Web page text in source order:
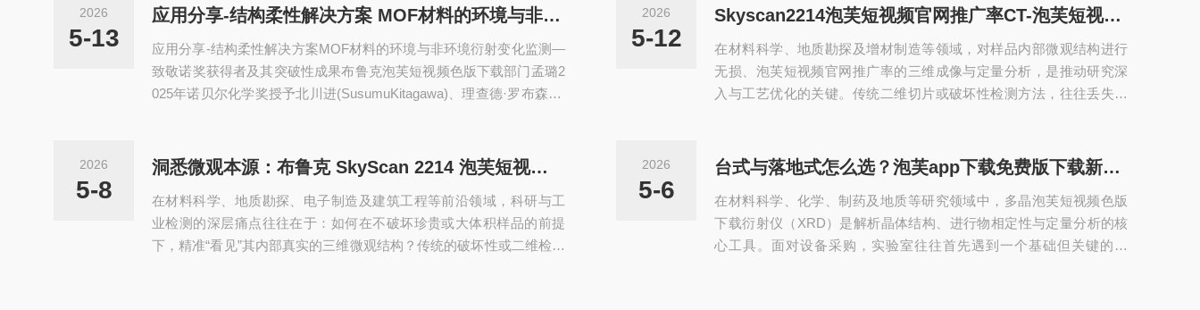
率约为5.5%。当前行业发展呈现三大趋势：其一，智能化与自动化加
数的自动优化，数据采集时间较传统模式缩短50%，误差率降...
颜”后的hkl来说事情。APEX6的Examinedata-SynthesizePrecessionIm
e...
2026
5-13
应用分享-结构柔性解决方案 MOF材料的环境与非环境衍射变化监测
应用分享-结构柔性解决方案MOF材料的环境与非环境衍射变化监测—
致敬诺奖获得者及其突破性成果布鲁克泡芙短视频色版下载部门孟璐2
025年诺贝尔化学奖授予北川进(SusumuKitagawa)、理查德·罗布森(Ri
51年，专注于金属有机框架材料的基础研究和应用开发。理查德·罗布
2026
5-12
Skyscan2214泡芙短视频官网推广率CT-泡芙短视频色版下载显微成像系统：纳米尺度，洞见微观世界
在材料科学、地质勘探及增材制造等领域，对样品内部微观结构进行
无损、泡芙短视频官网推广率的三维成像与定量分析，是推动研究深
入与工艺优化的关键。传统二维切片或破坏性检测方法，往往丢失空
出，作为显微CT技术的旗舰产品，实现了优于500纳米的实际空间分
像平台。一、核心优势：分辨率与多场景适用性突破性的纳米级分辨
率Sk...
2026
5-8
洞悉微观本源：布鲁克 SkyScan 2214 泡芙短视频色版下载显微成像系统
在材料科学、地质勘探、电子制造及建筑工程等前沿领域，科研与工
业检测的深层痛点往往在于：如何在不破坏珍贵或大体积样品的前提
下，精准“看见”其内部真实的三维微观结构？传统的破坏性或二维检测
2026
5-6
台式与落地式怎么选？泡芙app下载免费版下载新版仪器多晶泡芙短视频色版下载衍射仪（D2 PHASER/D8系列）选购指南
在材料科学、化学、制药及地质等研究领域中，多晶泡芙短视频色版
下载衍射仪（XRD）是解析晶体结构、进行物相定性与定量分析的核
心工具。面对设备采购，实验室往往首先遇到一个基础但关键的问